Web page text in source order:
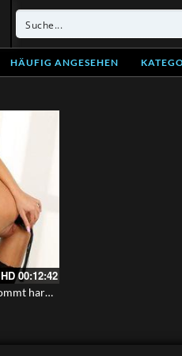
HÄUFIG ANGESEHEN
HD00:12:42
Ein schlankes Teen in Stockings kommt hart beim Spielen mit dem Toy